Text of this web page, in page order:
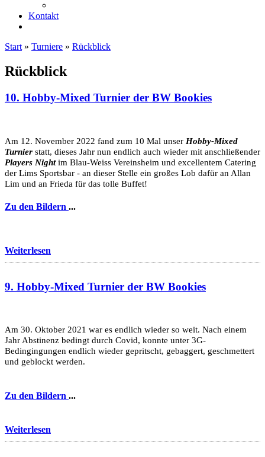
Kontakt
Start » Turniere » Rückblick
Rückblick
10. Hobby-Mixed Turnier der BW Bookies
Am 12. November 2022 fand zum 10 Mal unser Hobby-Mixed
Turnier statt, dieses Jahr nun endlich auch wieder mit anschließender
Players Nightim Blau-Weiss Vereinsheim und excellentem Catering
der Lims Sportsbar - an dieser Stelle ein großes Lob dafür an Allan
Lim und an Frieda für das tolle Buffet!
Zu den Bildern ...
Weiterlesen
9. Hobby-Mixed Turnier der BW Bookies
Am 30. Oktober 2021 war es endlich wieder so weit. Nach einem
Jahr Abstinenz bedingt durch Covid, konnte unter 3G-
Bedingingungen endlich wieder gepritscht, gebaggert, geschmettert
und geblockt werden.
Zu den Bildern ...
Weiterlesen